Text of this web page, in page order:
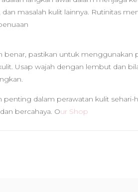
masalah kulit lainnya. Rutinitas
pastikan untuk menggunakan
Usap wajah dengan lembut dan
penting dalam perawatan kulit
bercahaya. Our Shop